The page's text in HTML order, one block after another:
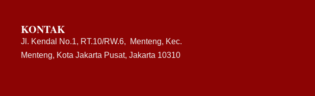
KONTAK
Jl. Kendal No.1, RT.10/RW.6, Menteng, Kec.
Menteng, Kota Jakarta Pusat, Jakarta 10310